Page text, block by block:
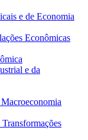
e de Economia
Econômicas
e da